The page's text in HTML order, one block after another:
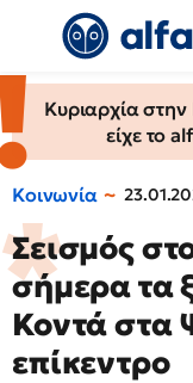
Κυριαρχία
είχε το
Κοινωνία
Σεισμός
σήμερα τα
Κοντά στα
επίκεντρο